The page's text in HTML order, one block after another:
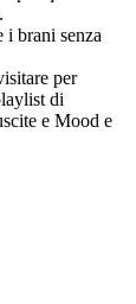
i brani senza
per
di
e Mood e